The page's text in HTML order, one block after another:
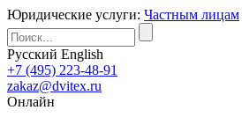
Юридические услуги: Частным лицам
Русский English
+7 (495) 223-48-91
zakaz@dvitex.ru
Онлайн